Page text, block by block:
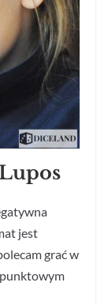
jest
grać w